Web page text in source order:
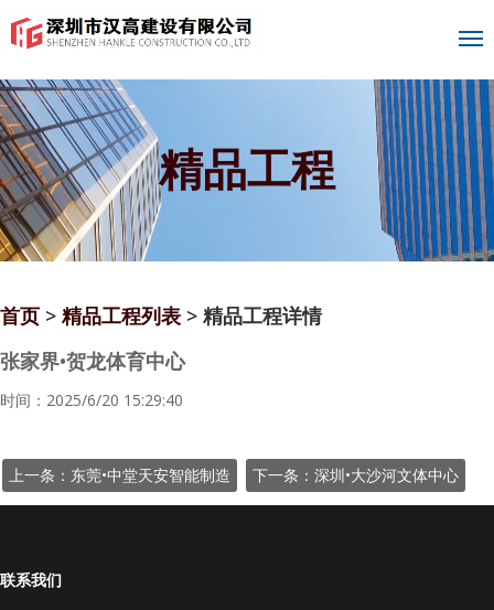
精品工程
首页 > 精品工程列表 > 精品工程详情
张家界•贺龙体育中心
时间：2025/6/20 15:29:40
上一条：东莞•中堂天安智能制造 下一条：深圳•大沙河文体中心
联系我们